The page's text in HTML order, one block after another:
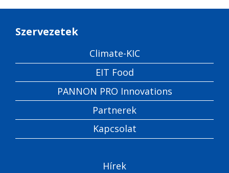
Szervezetek
Climate-KIC
EIT Food
PANNON PRO Innovations
Partnerek
Kapcsolat
Hírek